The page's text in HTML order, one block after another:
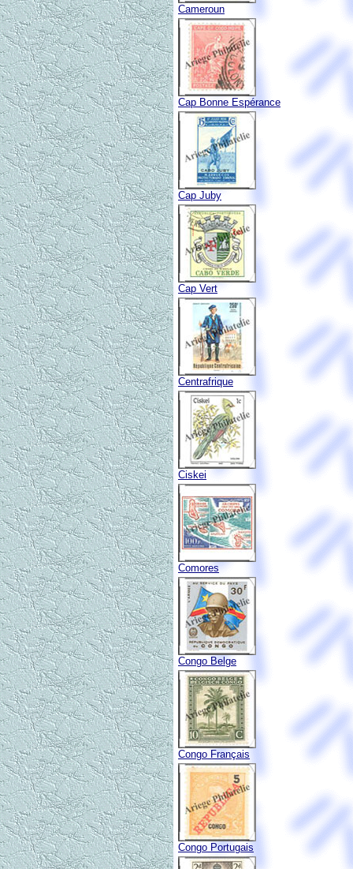
Cameroun
Cap Bonne Espérance
Cap Juby
Cap Vert
Centrafrique
Ciskei
Comores
Congo Belge
Congo Français
Congo Portugais